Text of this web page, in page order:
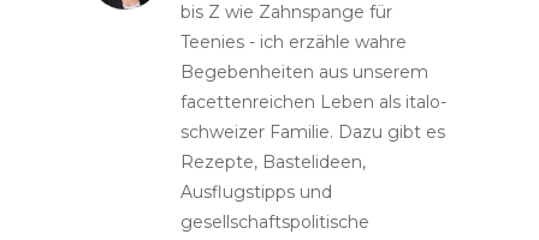
bis Z wie Zahnspange für
Teenies - ich erzähle wahre
Begebenheiten aus unserem
facettenreichen Leben als italo-
schweizer Familie. Dazu gibt es
Rezepte, Bastelideen,
Ausflugstipps und
gesellschaftspolitische